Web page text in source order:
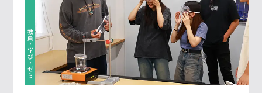
教員・学び・ゼミ